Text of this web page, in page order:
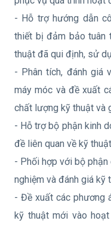
- Hỗ trợ hướng dẫn
thiết bị đảm bảo tuân
thuật đã qui định, sử
- Phân tích, đánh giá
máy móc và đề xuất
chất lượng kỹ thuật và
- Hỗ trợ bộ phận kinh
đề liên quan về kỹ
- Phối hợp với bộ
nghiệm và đánh giá kỹ
- Đề xuất các phương
kỹ thuật mới vào